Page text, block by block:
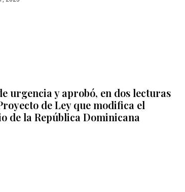
urgencia y aprobó, en dos lecturas
de Ley que modifica el
de la República Dominicana